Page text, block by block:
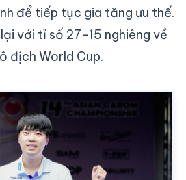
để tiếp tục gia tăng ưu thế.
với tỉ số 27-15 nghiêng về
địch World Cup.